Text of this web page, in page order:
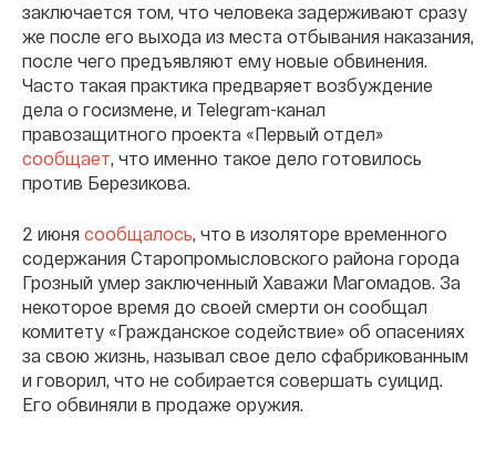
заключается том, что человека задерживают сразу
же после его выхода из места отбывания наказания,
после чего предъявляют ему новые обвинения.
Часто такая практика предваряет возбуждение
дела о госизмене, и Telegram-канал
правозащитного проекта «Первый отдел»
сообщает, что именно такое дело готовилось
против Березикова.
2 июня сообщалось, что в изоляторе временного
содержания Старопромысловского района города
Грозный умер заключенный Хаважи Магомадов. За
некоторое время до своей смерти он сообщал
комитету «Гражданское содействие» об опасениях
за свою жизнь, называл свое дело сфабрикованным
и говорил, что не собирается совершать суицид.
Его обвиняли в продаже оружия.